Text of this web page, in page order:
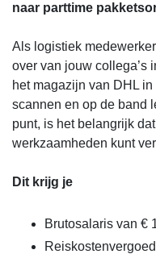
naar parttime
Als logistiek
over van jouw collega’s
het magazijn van DHL
scannen en op de band
punt, is het belangrijk
werkzaamheden kunt
Dit krijg je
Brutosalaris van €